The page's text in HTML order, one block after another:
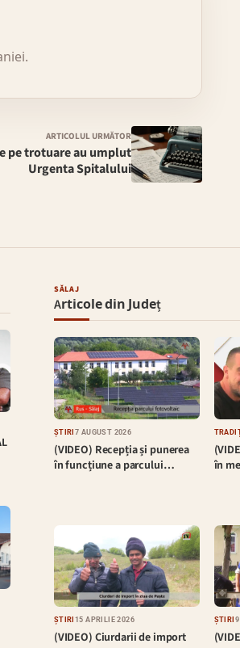
ARTICOLUL URMĂTOR
pe trotuare au umplut
Urgenta Spitalului
SĂLAJ
Articole din Județ
ȘTIRI 7 AUGUST 2026
(VIDEO) Recepția și punerea
în funcțiune a parcului…
în
ȘTIRI 15 APRILIE 2026
(VIDEO) Ciurdarii de import
ȘTIRI